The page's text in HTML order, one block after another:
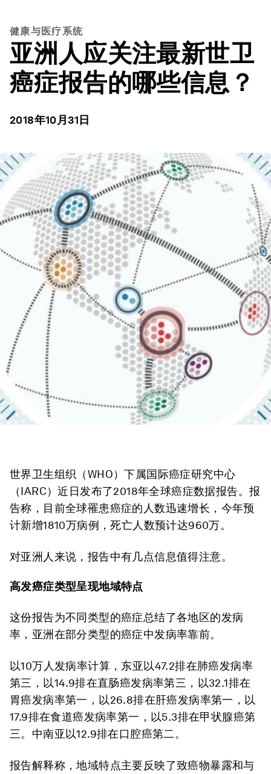
健康与医疗系统
亚洲人应关注最新世卫
癌症报告的哪些信息？
2018年10月31日
世界卫生组织（WHO）下属国际癌症研究中心
（IARC）近日发布了2018年全球癌症数据报告。报
告称，目前全球罹患癌症的人数迅速增长，今年预
计新增1810万病例，死亡人数预计达960万。
对亚洲人来说，报告中有几点信息值得注意。
高发癌症类型呈现地域特点
这份报告为不同类型的癌症总结了各地区的发病
率，亚洲在部分类型的癌症中发病率靠前。
以10万人发病率计算，东亚以47.2排在肺癌发病率
第三，以14.9排在直肠癌发病率第三，以32.1排在
胃癌发病率第一，以26.8排在肝癌发病率第一，以
17.9排在食道癌发病率第一，以5.3排在甲状腺癌第
三。中南亚以12.9排在口腔癌第二。
报告解释称，地域特点主要反映了致癌物暴露和与